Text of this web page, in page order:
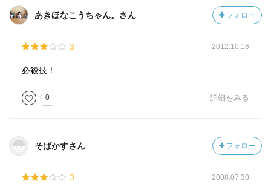
あきほなこうちゃん。さん フォロー
3 2012.10.16
必殺技！
0 詳細をみる
そばかすさん フォロー
3 2008.07.30